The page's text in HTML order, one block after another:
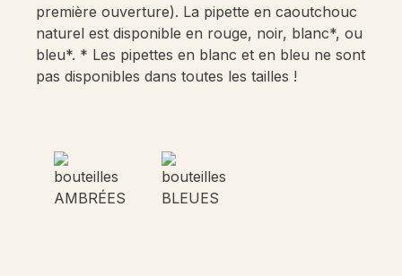
première ouverture). La pipette en caoutchouc
naturel est disponible en rouge, noir, blanc*, ou
bleu*. * Les pipettes en blanc et en bleu ne sont
pas disponibles dans toutes les tailles !